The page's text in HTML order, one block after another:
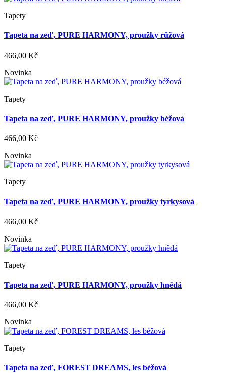
Tapety
Tapeta na zeď, PURE HARMONY, proužky růžová
466,00 Kč
Novinka
Tapety
Tapeta na zeď, PURE HARMONY, proužky béžová
466,00 Kč
Novinka
Tapety
Tapeta na zeď, PURE HARMONY, proužky tyrkysová
466,00 Kč
Novinka
Tapety
Tapeta na zeď, PURE HARMONY, proužky hnědá
466,00 Kč
Novinka
Tapety
Tapeta na zeď, FOREST DREAMS, les béžová